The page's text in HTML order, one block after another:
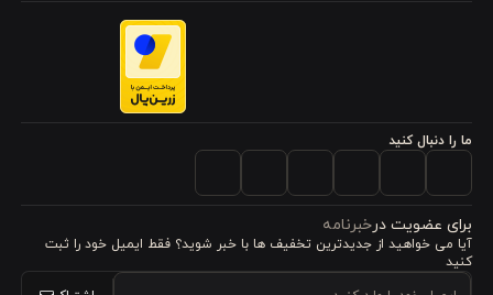
ما را دنبال کنید
برای عضویت درخبرنامه
آیا می خواهید از جدید‌ترین تخفیف‌ ها با‌ خبر شوید؟ فقط ایمیل خود را ثبت
کنید